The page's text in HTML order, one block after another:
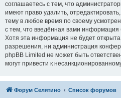
соглашаетесь с тем, что
имеют право удалить,
тему в любое время по своему
с тем, что введённая вами информация
Хотя эта информация не будет
разрешения, ни администрация
phpBB Limited не может быть
могут привести к
Форум Селятино Список форумов